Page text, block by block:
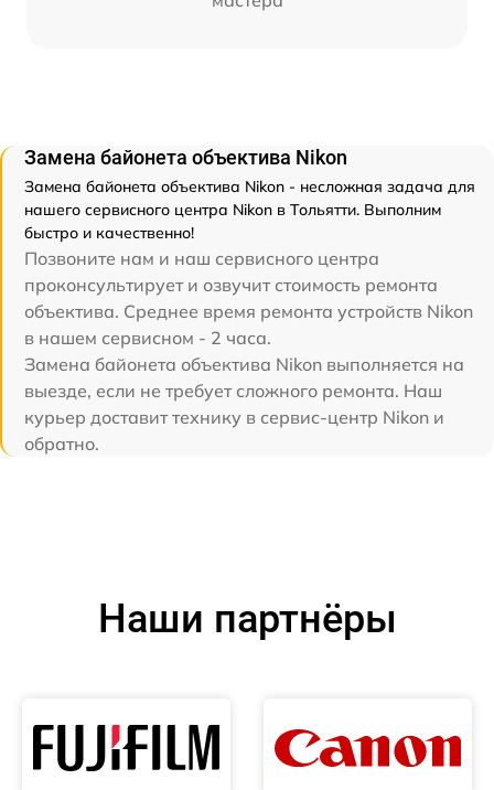
Замена байонета объектива Nikon
Замена байонета объектива Nikon - несложная задача для
нашего сервисного центра Nikon в Тольятти. Выполним
быстро и качественно!
Позвоните нам и наш сервисного центра
проконсультирует и озвучит стоимость ремонта
объектива. Среднее время ремонта устройств Nikon
в нашем сервисном - 2 часа.
Замена байонета объектива Nikon выполняется на
выезде, если не требует сложного ремонта. Наш
курьер доставит технику в сервис-центр Nikon и
обратно.
Наши партнёры